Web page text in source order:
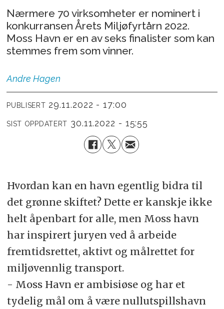
Nærmere 70 virksomheter er nominert i
konkurransen Årets Miljøfyrtårn 2022.
Moss Havn er en av seks finalister som kan
stemmes frem som vinner.
Andre Hagen
PUBLISERT 29.11.2022 - 17:00
SIST OPPDATERT 30.11.2022 - 15:55
Hvordan kan en havn egentlig bidra til
det grønne skiftet? Dette er kanskje ikke
helt åpenbart for alle, men Moss havn
har inspirert juryen ved å arbeide
fremtidsrettet, aktivt og målrettet for
miljøvennlig transport.
- Moss Havn er ambisiøse og har et
tydelig mål om å være nullutspillshavn